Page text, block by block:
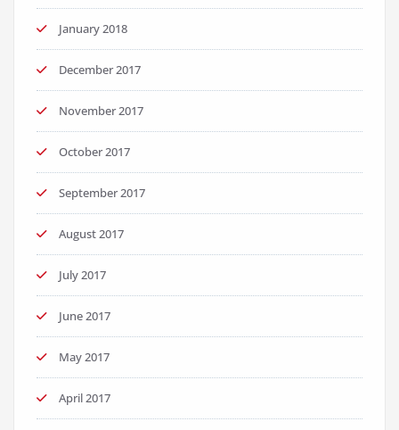
January 2018
December 2017
November 2017
October 2017
September 2017
August 2017
July 2017
June 2017
May 2017
April 2017